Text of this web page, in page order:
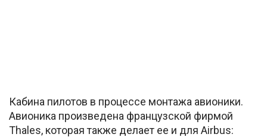
Кабина пилотов в процессе монтажа авионики.
Авионика произведена французской фирмой
Thales, которая также делает ее и для Airbus: